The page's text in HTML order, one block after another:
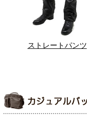
ストレートパンツ